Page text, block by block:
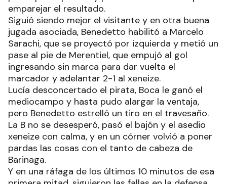
emparejar el resultado.
Siguió siendo mejor el visitante y en otra buena
jugada asociada, Benedetto habilitó a Marcelo
Sarachi, que se proyectó por izquierda y metió un
pase al pie de Merentiel, que empujó al gol
ingresando sin marca para dar vuelta el
marcador y adelantar 2-1 al xeneize.
Lucía desconcertado el pirata, Boca le ganó el
mediocampo y hasta pudo alargar la ventaja,
pero Benedetto estrelló un tiro en el travesaño.
La B no se desesperó, pasó el bajón y el asedio
xeneize con calma, y en un córner volvió a poner
pardas las cosas con el tanto de cabeza de
Barinaga.
Y en una ráfaga de los últimos 10 minutos de esa